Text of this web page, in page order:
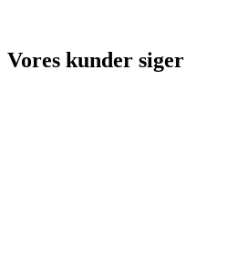
Vores kunder siger